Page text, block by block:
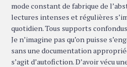
mode constant de fabrique de
lectures intenses et régulières
quotidien. Tous supports
Je n’imagine pas qu’on puisse
sans une documentation
s’agit d’autofiction. D’avoir vécu